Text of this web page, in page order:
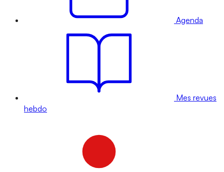
Agenda
Mes revues
hebdo